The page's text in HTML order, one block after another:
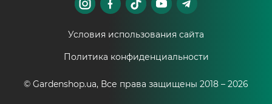
рекомендаций:
Используйте только качественные топливо
и масло;
Меняйте регулярно (по мере загрязнения)
Условия использования сайта
Политика конфиденциальности
© Gardenshop.ua, Все права защищены 2018 – 2026